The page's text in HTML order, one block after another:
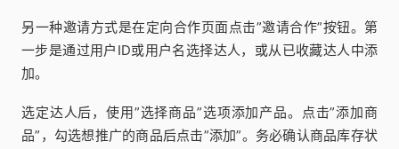
另一种邀请方式是在定向合作页面点击”邀请合作”按钮。第
一步是通过用户ID或用户名选择达人，或从已收藏达人中添
加。
选定达人后，使用”选择商品”选项添加产品。点击”添加商
品”，勾选想推广的商品后点击”添加”。务必确认商品库存状